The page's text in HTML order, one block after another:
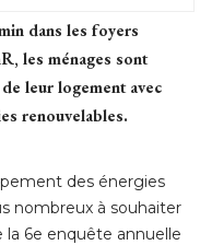
dans les foyers
les ménages sont
leur logement avec
renouvelables.
des énergies
nombreux à souhaiter
la 6e enquête annuelle